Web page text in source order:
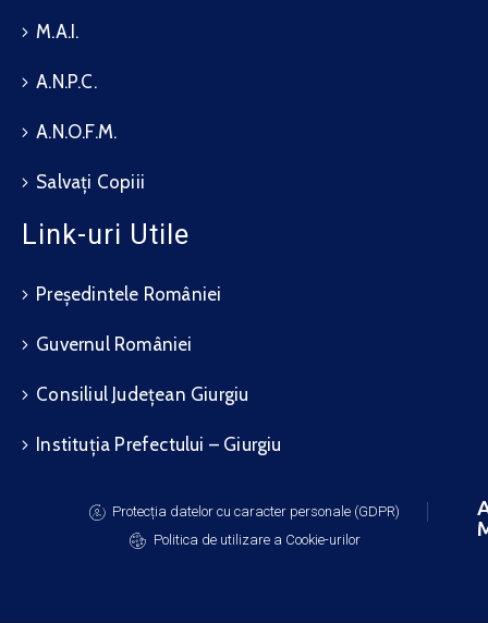
M.A.I.
A.N.P.C.
A.N.O.F.M.
Salvați Copiii
Link-uri Utile
Președintele României
Guvernul României
Consiliul Județean Giurgiu
Instituția Prefectului – Giurgiu
Protecția datelor cu caracter personale (GDPR)
Politica de utilizare a Cookie-urilor